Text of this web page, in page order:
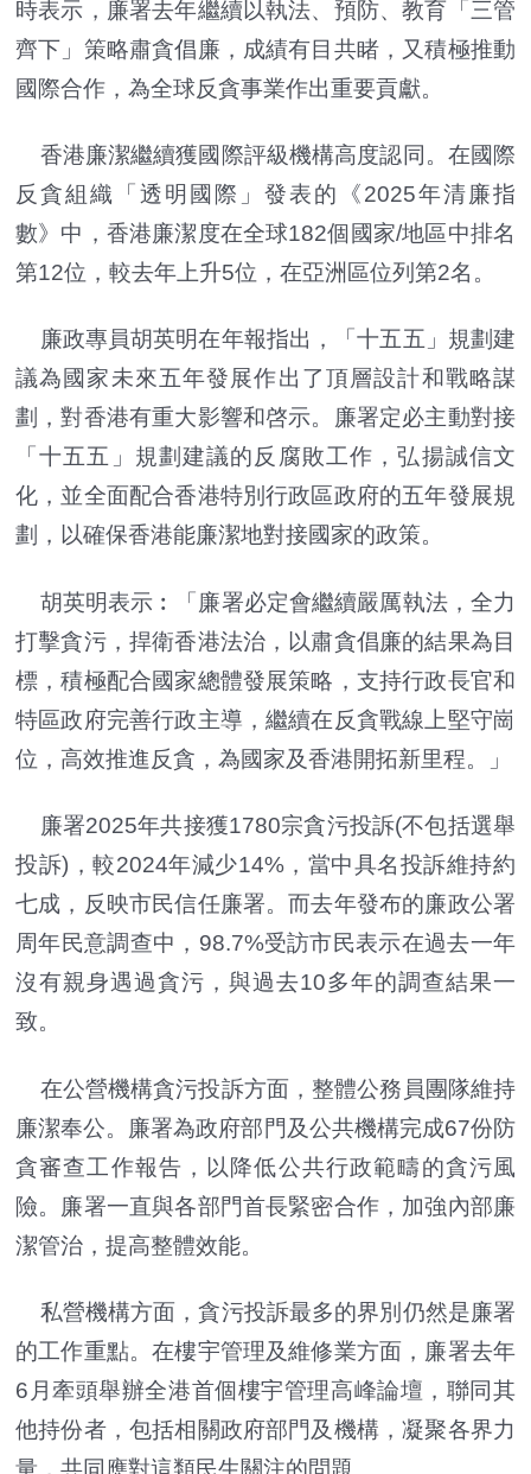
時表示，廉署去年繼續以執法、預防、教育「三管
齊下」策略肅貪倡廉，成績有目共睹，又積極推動
國際合作，為全球反貪事業作出重要貢獻。
香港廉潔繼續獲國際評級機構高度認同。在國際
反貪組織「透明國際」發表的《2025年清廉指
數》中，香港廉潔度在全球182個國家/地區中排名
第12位，較去年上升5位，在亞洲區位列第2名。
廉政專員胡英明在年報指出，「十五五」規劃建
議為國家未來五年發展作出了頂層設計和戰略謀
劃，對香港有重大影響和啓示。廉署定必主動對接
「十五五」規劃建議的反腐敗工作，弘揚誠信文
化，並全面配合香港特別行政區政府的五年發展規
劃，以確保香港能廉潔地對接國家的政策。
胡英明表示︰「廉署必定會繼續嚴厲執法，全力
打擊貪污，捍衛香港法治，以肅貪倡廉的結果為目
標，積極配合國家總體發展策略，支持行政長官和
特區政府完善行政主導，繼續在反貪戰線上堅守崗
位，高效推進反貪，為國家及香港開拓新里程。」
廉署2025年共接獲1780宗貪污投訴(不包括選舉
投訴)，較2024年減少14%，當中具名投訴維持約
七成，反映市民信任廉署。而去年發布的廉政公署
周年民意調查中，98.7%受訪市民表示在過去一年
沒有親身遇過貪污，與過去10多年的調查結果一
致。
在公營機構貪污投訴方面，整體公務員團隊維持
廉潔奉公。廉署為政府部門及公共機構完成67份防
貪審查工作報告，以降低公共行政範疇的貪污風
險。廉署一直與各部門首長緊密合作，加強內部廉
潔管治，提高整體效能。
私營機構方面，貪污投訴最多的界別仍然是廉署
的工作重點。在樓宇管理及維修業方面，廉署去年
6月牽頭舉辦全港首個樓宇管理高峰論壇，聯同其
他持份者，包括相關政府部門及機構，凝聚各界力
量，共同應對這類民生關注的問題。